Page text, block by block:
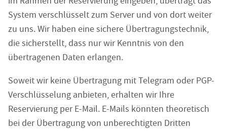
System verschlüsselt zum Server und von dort weiter
zu uns. Wir haben eine sichere Übertragungstechnik,
die sicherstellt, dass nur wir Kenntnis von den
übertragenen Daten erlangen.
Soweit wir keine Übertragung mit Telegram oder PGP-
Verschlüsselung anbieten, erhalten wir Ihre
Reservierung per E-Mail. E-Mails könnten theoretisch
bei der Übertragung von unberechtigten Dritten